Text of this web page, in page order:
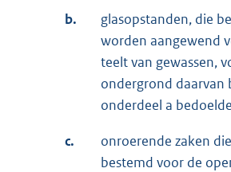
b.
glasopstanden, die
worden aangewend
teelt van gewassen,
ondergrond daarvan
onderdeel a
c.
onroerende zaken
bestemd voor de